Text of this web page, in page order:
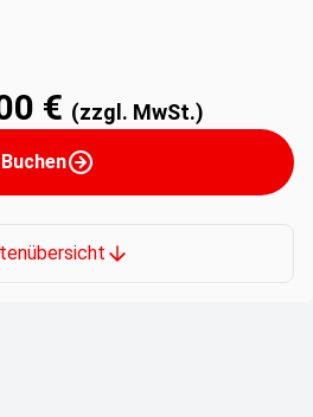
€ (zzgl. MwSt.)
Buchen